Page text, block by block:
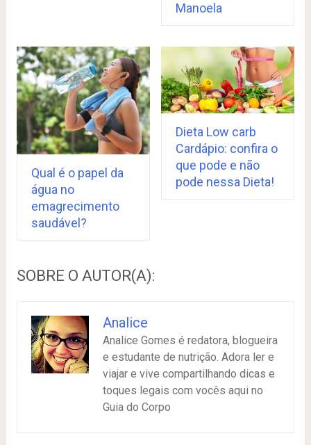
Manoela
Qual é o papel da
água no
emagrecimento
saudável?
Dieta Low carb
Cardápio: confira o
que pode e não
pode nessa Dieta!
SOBRE O AUTOR(A):
Analice
Analice Gomes é redatora, blogueira
e estudante de nutrição. Adora ler e
viajar e vive compartilhando dicas e
toques legais com vocês aqui no
Guia do Corpo